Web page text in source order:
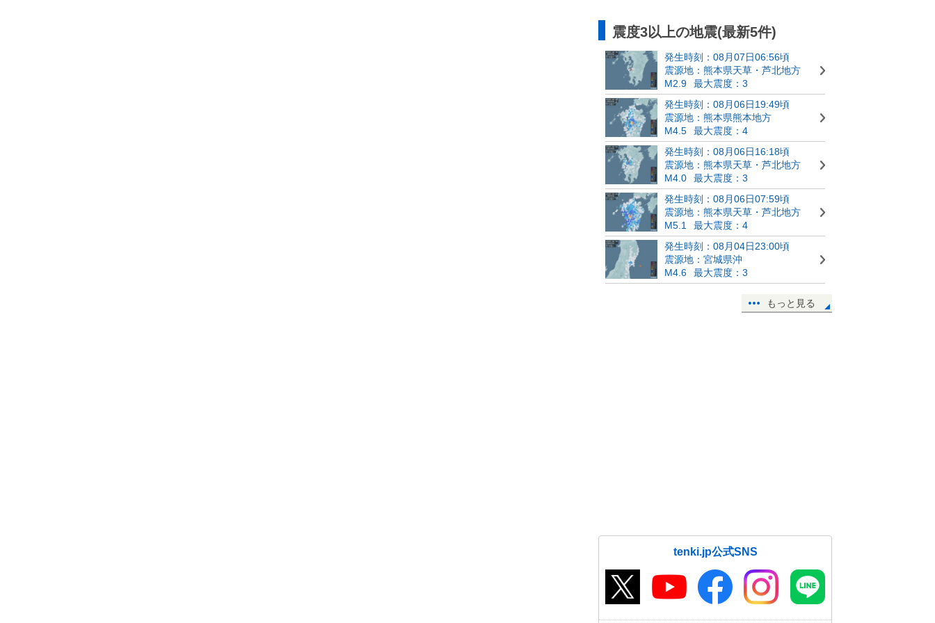
震度3以上の地震(最新5件)
発生時刻：08月07日06:56頃
震源地：熊本県天草・芦北地方
M2.9
最大震度：3
発生時刻：08月06日19:49頃
震源地：熊本県熊本地方
M4.5
最大震度：4
発生時刻：08月06日16:18頃
震源地：熊本県天草・芦北地方
M4.0
最大震度：3
発生時刻：08月06日07:59頃
震源地：熊本県天草・芦北地方
M5.1
最大震度：4
発生時刻：08月04日23:00頃
震源地：宮城県沖
M4.6
最大震度：3
もっと見る
tenki.jp公式SNS